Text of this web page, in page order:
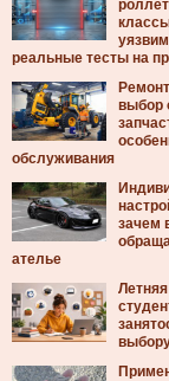
реальные тесты на
выбор
обслуживания
зачем
ателье